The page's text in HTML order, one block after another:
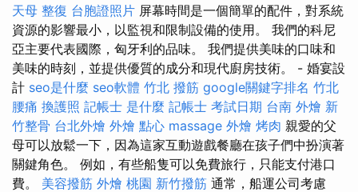
天母 整復 台胞證照片 屏幕時間是一個簡單的配件，對系統
資源的影響最小，以監視和限制設備的使用。 我們的科尼
亞主要代表國際，匈牙利的品味。 我們提供美味的口味和
美味的時刻，並提供優質的成分和現代廚房技術。 - 婚宴設
計 seo是什麼 seo軟體 竹北 撥筋 google關鍵字排名 竹北
腰痛 換護照 記帳士 是什麼 記帳士 考試日期 台南 外燴 新
竹整骨 台北外燴 外燴 點心 massage 外燴 烤肉 親愛的父
母可以放鬆一下，因為這家互動遊戲餐廳在孩子們中扮演著
關鍵角色。 例如，有些船隻可以免費旅行，只能支付港口
費。 美容撥筋 外燴 桃園 新竹撥筋 通常，船運公司考慮